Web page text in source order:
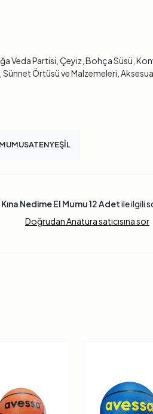
Veda Partisi, Çeyiz, Bohça Süsü,
Örtüsü ve Malzemeleri,
Nedime El Mumu 12 Adetile ilgili
Doğrudan Anatura satıcısına sor